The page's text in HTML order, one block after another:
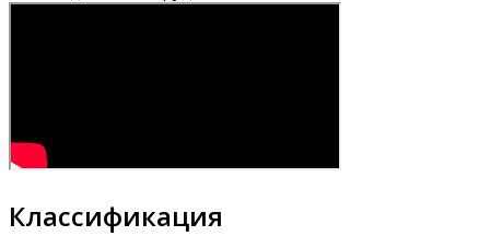
Классификация